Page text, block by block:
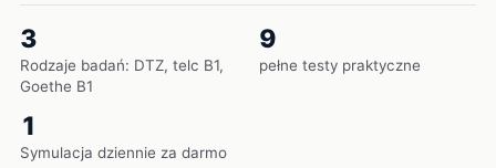
3
Rodzaje badań: DTZ, telc B1,
Goethe B1
9
pełne testy praktyczne
1
Symulacja dziennie za darmo